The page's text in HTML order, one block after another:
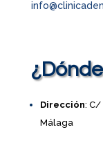
Dirección: C/
Málaga